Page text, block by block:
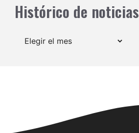
Histórico de noticias
Archivos